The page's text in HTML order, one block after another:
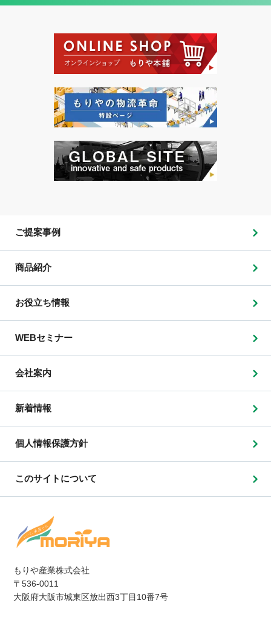
もりや産業株式会社
〒536-0011
大阪府大阪市城東区放出西3丁目10番7号
ご提案事例
商品紹介
お役立ち情報
WEBセミナー
会社案内
新着情報
個人情報保護方針
このサイトについて